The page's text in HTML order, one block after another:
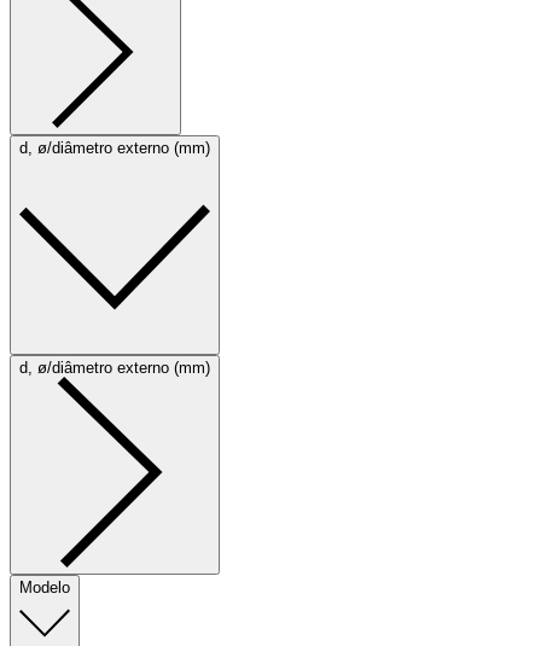
d, ø/diâmetro externo (mm)
d, ø/diâmetro externo (mm)
Modelo